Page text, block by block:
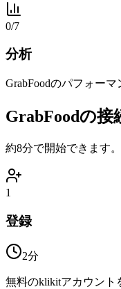
0/7
分析
GrabFoodのパフォー
GrabFoodの接
約8分で開始できます
1
登録
2分
無料のklikitアカウント